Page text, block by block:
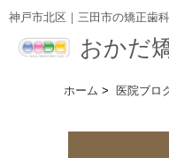
神戸市北区｜三田市の矯正歯
おかだ
ホーム > 医院ブロ